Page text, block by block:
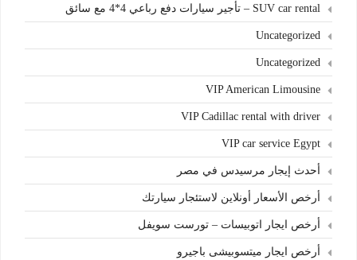
SUV car rental – تأجير سيارات دفع رباعي 4*4 مع سائق
Uncategorized
Uncategorized
VIP American Limousine
VIP Cadillac rental with driver
VIP car service Egypt
أحدث إيجار مرسيدس في مصر
أرخص الأسعار أونلاين لاستئجار سيارتك
أرخص ايجار اتوبيسات – تورست سويفل
أرخص ايجار ميتسوبيشى باجيرو